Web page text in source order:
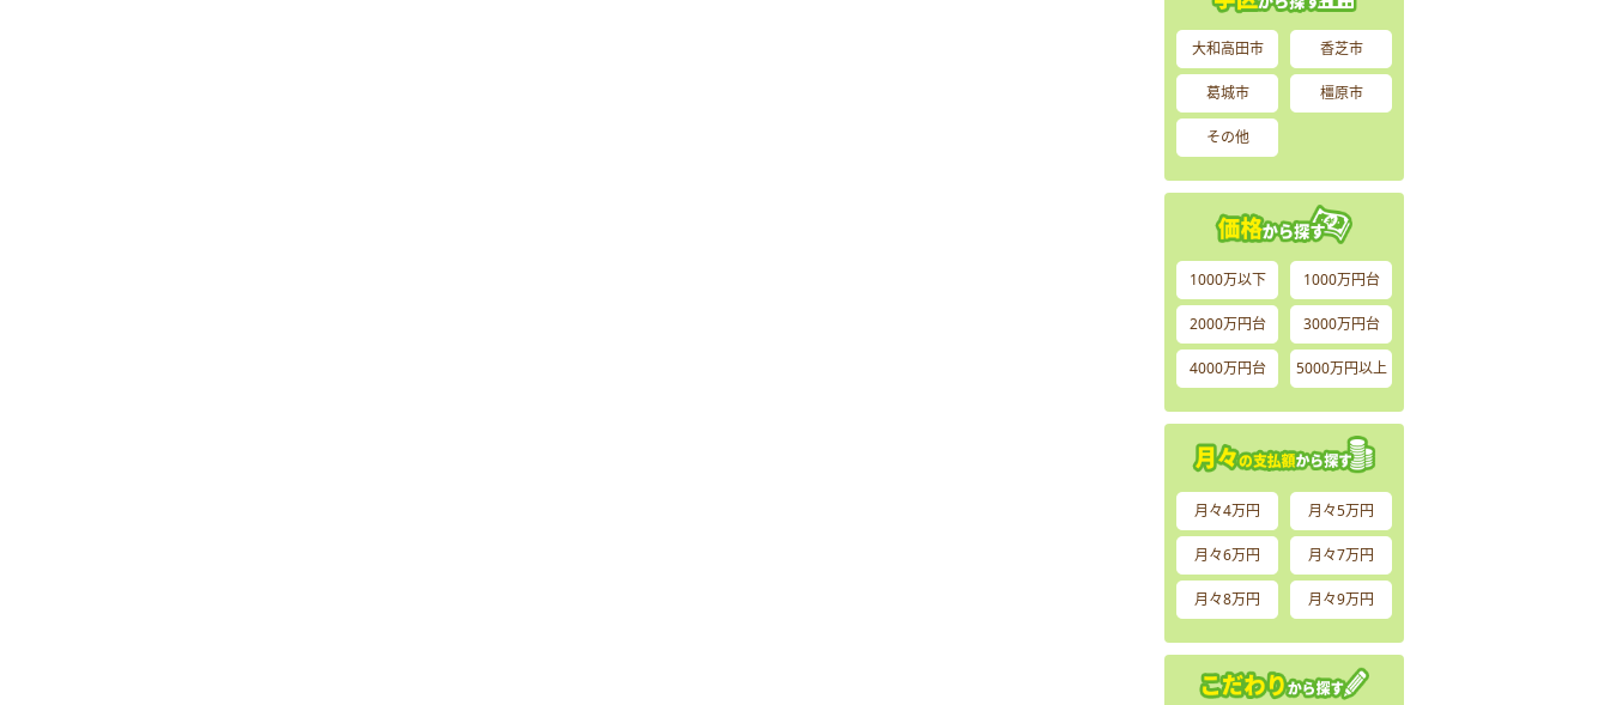
大和高田市 香芝市
葛城市 橿原市
その他
1000万以下 1000万円台
2000万円台 3000万円台
4000万円台 5000万円以上
月々4万円 月々5万円
月々6万円 月々7万円
月々8万円 月々9万円